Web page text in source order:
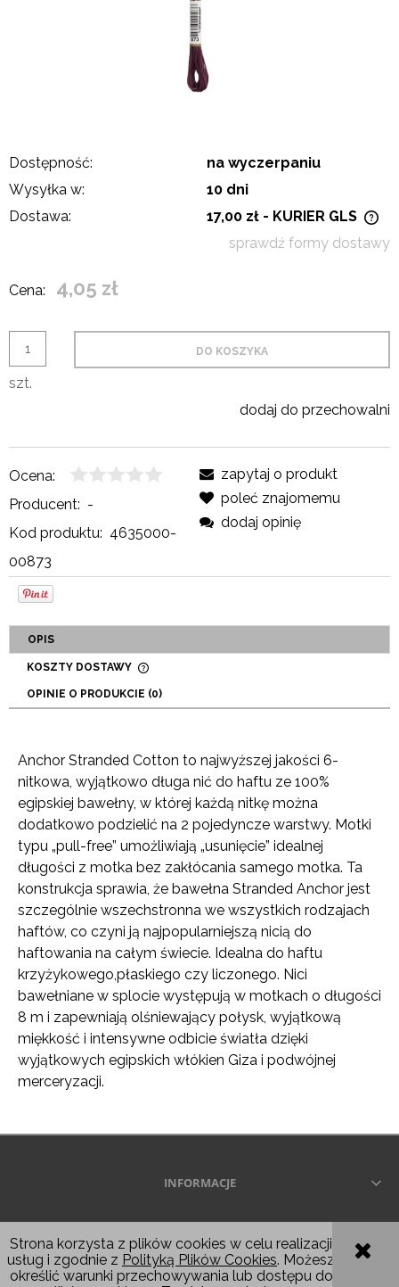
Strona korzysta z plików cookies w celu realizacji
usług i zgodnie z Polityką Plików Cookies. Możesz
określić warunki przechowywania lub dostępu do
Dostępność:
na wyczerpaniu
Wysyłka w:
10 dni
Dostawa:
17,00 zł - KURIER GLS
sprawdź formy dostawy
Cena: 4,05 zł
szt.
DO KOSZYKA
dodaj do przechowalni
Ocena:
Producent: -
Kod produktu: 4635000-
00873
zapytaj o produkt
poleć znajomemu
dodaj opinię
OPIS
KOSZTY DOSTAWY
PŁATNOŚCI
OPINIE O PRODUKCIE (0)
Anchor Stranded Cotton to najwyższej jakości 6-
nitkowa, wyjątkowo długa nić do haftu ze 100%
egipskiej bawełny, w której każdą nitkę można
dodatkowo podzielić na 2 pojedyncze warstwy. Motki
typu „pull-free” umożliwiają „usunięcie” idealnej
długości z motka bez zakłócania samego motka. Ta
konstrukcja sprawia, że ​​bawełna Stranded Anchor jest
szczególnie wszechstronna we wszystkich rodzajach
haftów, co czyni ją najpopularniejszą nicią do
haftowania na całym świecie. Idealna do haftu
krzyżykowego,płaskiego czy liczonego. Nici
bawełniane w splocie występują w motkach o długości
8 m i zapewniają olśniewający połysk, wyjątkową
miękkość i intensywne odbicie światła dzięki
wyjątkowych egipskich włókien Giza i podwójnej
merceryzacji.
INFORMACJE
POKAŻ PEŁNĄ WERSJĘ STRONY